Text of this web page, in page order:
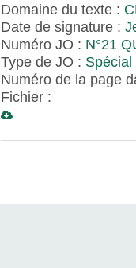
Domaine du texte :
Date de signature :
Numéro JO : N°21
Type de JO : Spécial
Numéro de la page
Fichier :